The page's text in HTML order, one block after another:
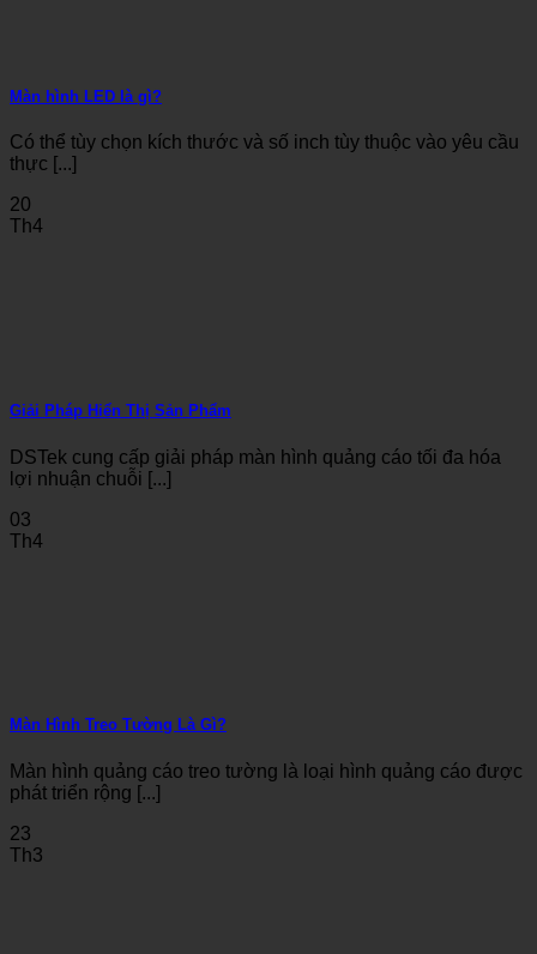
Màn hình LED là gì?
Có thể tùy chọn kích thước và số inch tùy thuộc vào yêu cầu
thực [...]
20
Th4
Giải Pháp Hiển Thị Sản Phẩm
DSTek cung cấp giải pháp màn hình quảng cáo tối đa hóa
lợi nhuận chuỗi [...]
03
Th4
Màn Hình Treo Tường Là Gì?
Màn hình quảng cáo treo tường là loại hình quảng cáo được
phát triển rộng [...]
23
Th3